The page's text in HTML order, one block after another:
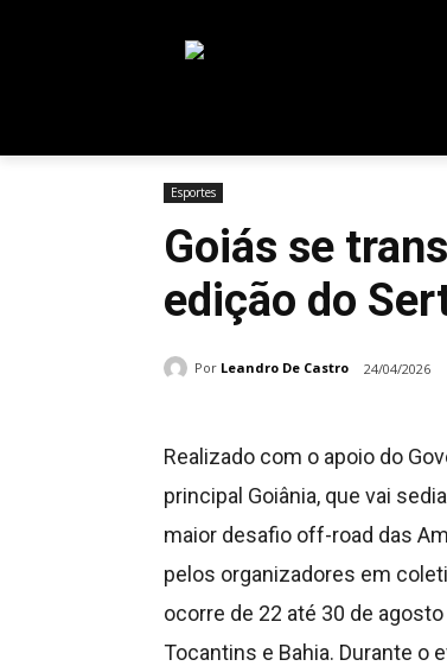
Esportes
Goiás se
edição do
Por Leandro De Castro 24/04/2026
Realizado com o apoio do
principal Goiânia, que vai
maior desafio off-road das
pelos organizadores em
ocorre de 22 até 30 de
Tocantins e Bahia. Durante o